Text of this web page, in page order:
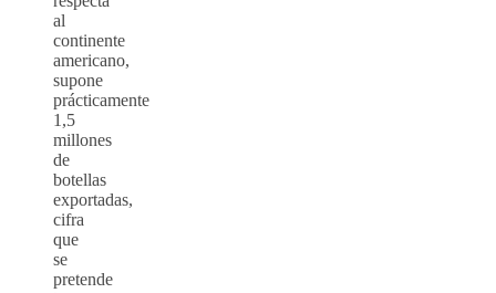
al
continente
americano,
supone
prácticamente
1,5
millones
de
botellas
exportadas,
cifra
que
se
pretende